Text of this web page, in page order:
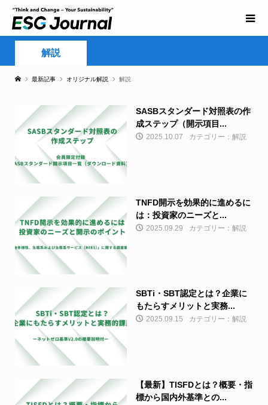
解説
最新記事 オリジナル解説 解説
SASBスタンダード対照表の作
成ステップ（開示項目...
2025.10.07 カテゴリー：解説
TNFD開示を効果的に進めるに
は：投資家のニーズと...
2025.09.29 カテゴリー：解説
SBTi・SBT認定とは？企業に
もたらすメリットと実務...
2025.09.15 カテゴリー：解説
【最新】TISFDとは？概要・指
標から国内外基準との...